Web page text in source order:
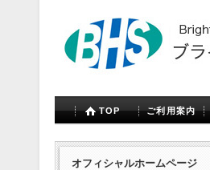
TOP ご利用案内
オフィシャルホームページ